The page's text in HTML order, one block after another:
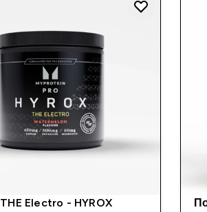
THE Electro - HYROX